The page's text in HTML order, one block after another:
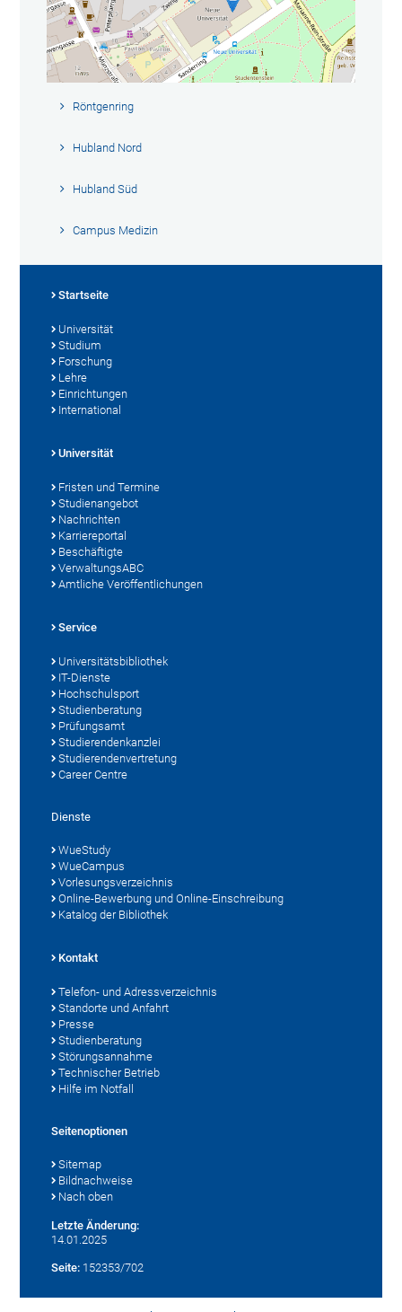
Röntgenring
Hubland Nord
Hubland Süd
Campus Medizin
Startseite
Universität
Studium
Forschung
Lehre
Einrichtungen
International
Universität
Fristen und Termine
Studienangebot
Nachrichten
Karriereportal
Beschäftigte
VerwaltungsABC
Amtliche Veröffentlichungen
Service
Universitätsbibliothek
IT-Dienste
Hochschulsport
Studienberatung
Prüfungsamt
Studierendenkanzlei
Studierendenvertretung
Career Centre
Dienste
WueStudy
WueCampus
Vorlesungsverzeichnis
Online-Bewerbung und Online-Einschreibung
Katalog der Bibliothek
Kontakt
Telefon- und Adressverzeichnis
Standorte und Anfahrt
Presse
Studienberatung
Störungsannahme
Technischer Betrieb
Hilfe im Notfall
Seitenoptionen
Sitemap
Bildnachweise
Nach oben
Letzte Änderung:
14.01.2025
Seite: 152353/702